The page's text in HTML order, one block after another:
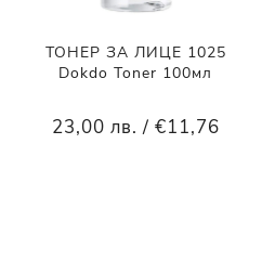
ТОНЕР ЗА ЛИЦЕ 1025
Dokdo Toner 100мл
23,00 лв. / €11,76